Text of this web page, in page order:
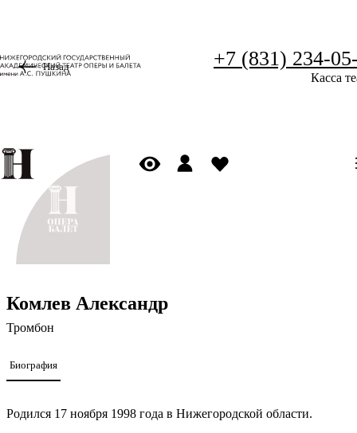
+7 (831) 234-
Касса
Назад
Комлев Александр
Тромбон
Биография
Родился 17 ноября 1998 года в Нижегородской области.